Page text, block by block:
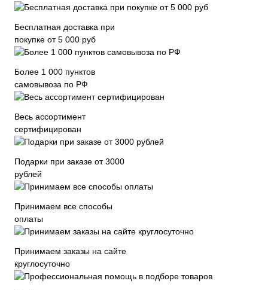
Бесплатная доставка при
покупке от 5 000 руб
Более 1 000 пунктов
самовывоза по РФ
Весь ассортимент
сертифицирован
Подарки при заказе от 3000
рублей
Принимаем все способы
оплаты
Принимаем заказы на сайте
круглосуточно